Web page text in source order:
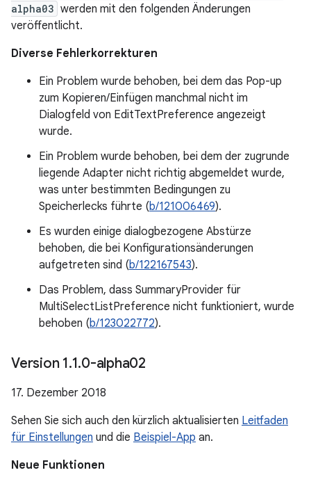
alpha03 werden mit den folgenden Änderungen
veröffentlicht.
Diverse Fehlerkorrekturen
Ein Problem wurde behoben, bei dem das Pop-up
zum Kopieren/Einfügen manchmal nicht im
Dialogfeld von EditTextPreference angezeigt
wurde.
Ein Problem wurde behoben, bei dem der zugrunde
liegende Adapter nicht richtig abgemeldet wurde,
was unter bestimmten Bedingungen zu
Speicherlecks führte (b/121006469).
Es wurden einige dialogbezogene Abstürze
behoben, die bei Konfigurationsänderungen
aufgetreten sind (b/122167543).
Das Problem, dass SummaryProvider für
MultiSelectListPreference nicht funktioniert, wurde
behoben (b/123022772).
Version 1.1.0-alpha02
17. Dezember 2018
Sehen Sie sich auch den kürzlich aktualisierten Leitfaden
für Einstellungen und die Beispiel-App an.
Neue Funktionen